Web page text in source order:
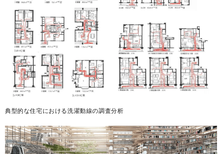
典型的な住宅における洗濯動線の調査分析